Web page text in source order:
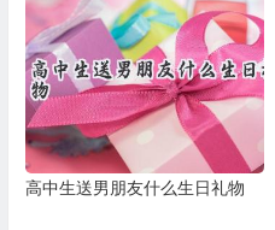
高中生送男朋友什么生日礼物